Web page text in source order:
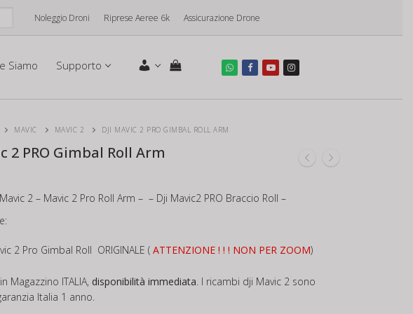
Noleggio Droni Riprese Aeree 6k Assicurazione Drone
Siamo Supporto
MAVIC MAVIC 2 DJI MAVIC 2 PRO GIMBAL ROLL ARM
2 PRO Gimbal Roll Arm
2 – Mavic 2 Pro Roll Arm – – Dji Mavic2 PRO Braccio Roll –
2 Pro Gimbal Roll ORIGINALE (ATTENZIONE ! ! ! NON PER ZOOM)
Magazzino ITALIA, disponibilità immediata . I ricambi dji Mavic 2 sono
Italia 1 anno.